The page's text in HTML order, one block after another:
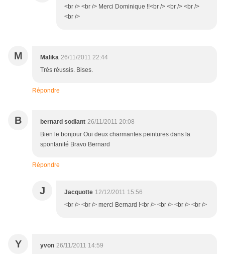
<br /> <br /> Merci Dominique !!<br /> <br /> <br />
<br />
M Malika 26/11/2011 22:44
Très réussis. Bises.
Répondre
B bernard sodiant 26/11/2011 20:08
Bien le bonjour Oui deux charmantes peintures dans la
spontanité Bravo Bernard
Répondre
J Jacquotte 12/12/2011 15:56
<br /> <br /> merci Bernard !<br /> <br /> <br /> <br />
Y yvon 26/11/2011 14:59